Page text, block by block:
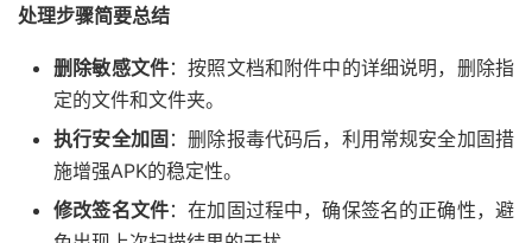
处理步骤简要总结
删除敏感文件：按照文档和附件中的详细说明，删除指
定的文件和文件夹。
执行安全加固 ：删除报毒代码后，利用常规安全加固措
施增强APK的稳定性。
修改签名文件：在加固过程中，确保签名的正确性，避